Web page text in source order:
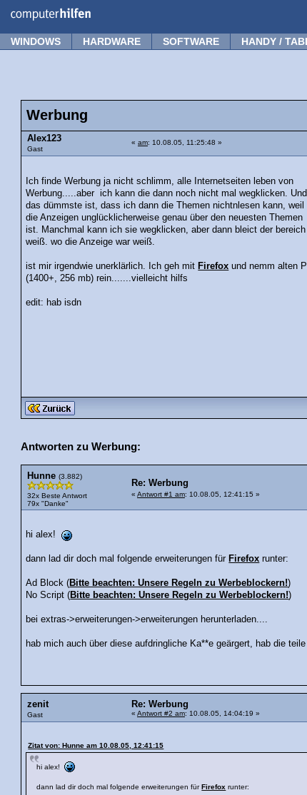
WINDOWS HARDWARE SOFTWARE HANDY /
Werbung
Alex123
Gast
« am: 10.08.05, 11:25:48 »
Ich finde Werbung ja nicht schlimm, alle Internetseiten leben von
Werbung.....aber ich kann die dann noch nicht mal wegklicken. Und
das dümmste ist, dass ich dann die Themen nichtnlesen kann, weil
die Anzeigen unglücklicherweise genau über den neuesten Themen
ist. Manchmal kann ich sie wegklicken, aber dann bleict der bereich
weiß. wo die Anzeige war weiß.
ist mir irgendwie unerklärlich. Ich geh mit Firefox und nemm alten
(1400+, 256 mb) rein.......vielleicht hilfs
edit: hab isdn
Antworten zu Werbung:
Hunne (3.882)
32x Beste Antwort
79x "Danke"
Re: Werbung
« Antwort #1 am: 10.08.05, 12:41:15 »
hi alex!
dann lad dir doch mal folgende erweiterungen für Firefox runter:
Ad Block (Bitte beachten: Unsere Regeln zu Werbeblockern!)
No Script (Bitte beachten: Unsere Regeln zu Werbeblockern!)
bei extras->erweiterungen->erweiterungen herunterladen....
hab mich auch über diese aufdringliche Ka**e geärgert, hab die
zenit
Gast
Re: Werbung
« Antwort #2 am: 10.08.05, 14:04:19 »
Zitat von: Hunne am 10.08.05, 12:41:15
hi alex!
dann lad dir doch mal folgende erweiterungen fürFirefox runter: